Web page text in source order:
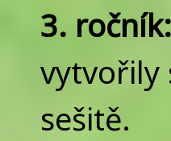
3. ročník:
vytvořily
sešitě.